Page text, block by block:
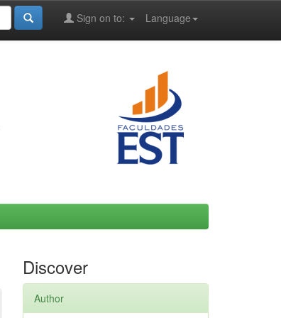
Language
Sign on to:
Discover
Author